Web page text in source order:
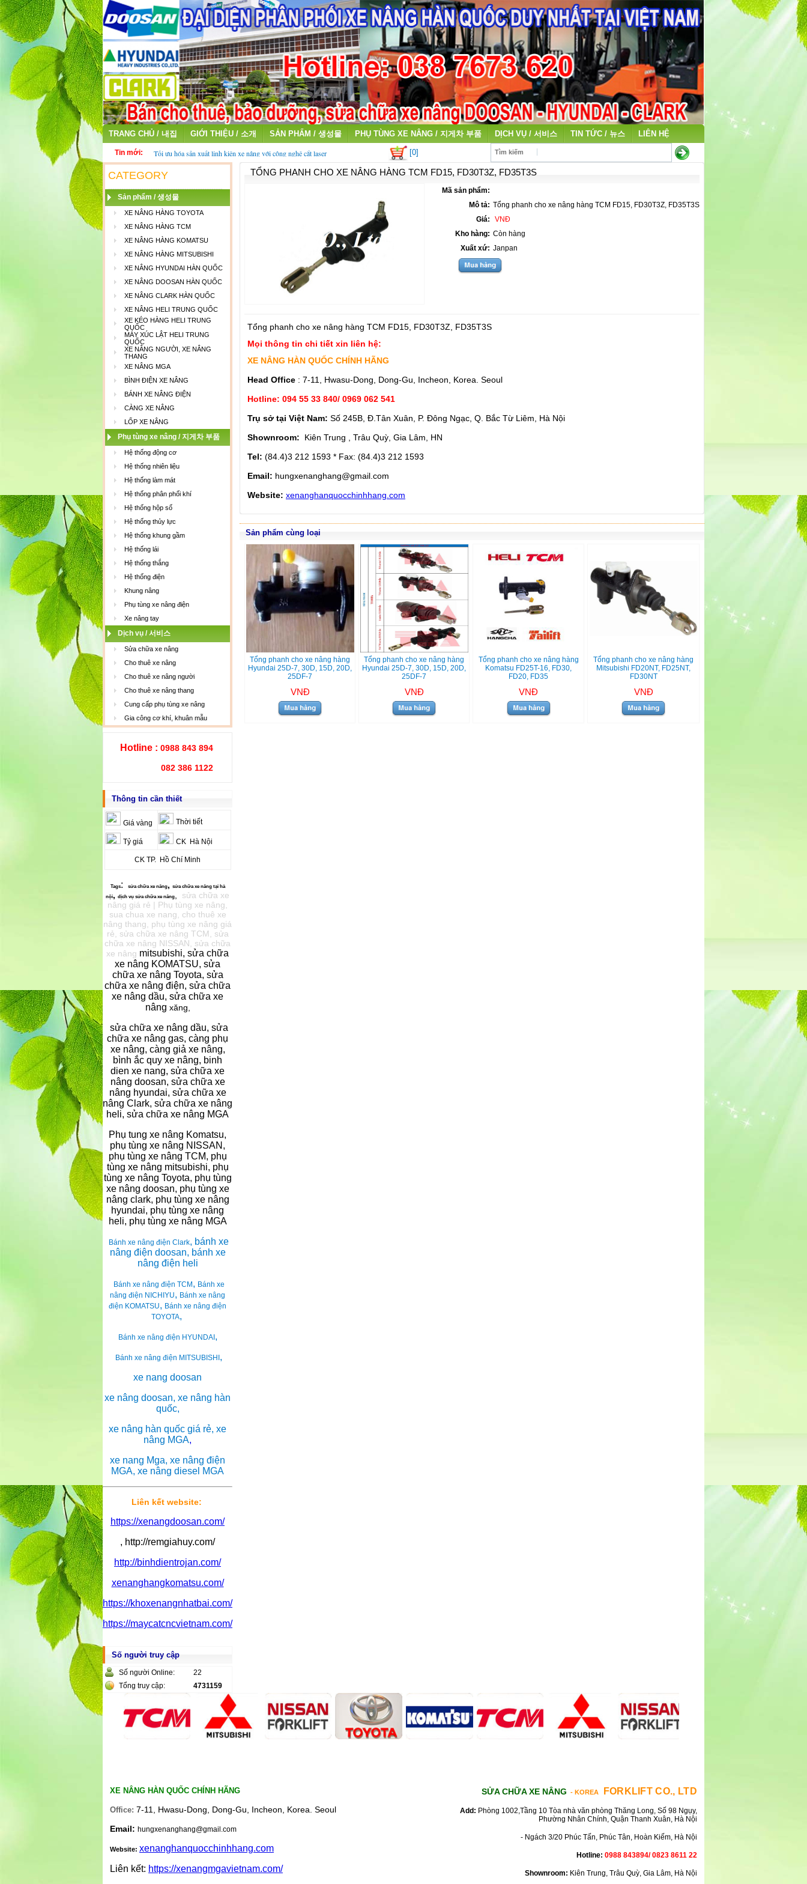
TRANG CHỦ / 내집 GIỚI THIỆU / 소개 SẢN PHẨM / 생성물 PHỤ TÙNG XE NÂNG / 지게차 부품 DỊCH VỤ / 서비스 TIN TỨC / 뉴스 LIÊN HỆ
Tin mới:
Tối ưu hóa sản xuất linh kiện xe nâng với công nghệ cắt laser
fiber
Thu mua ắc quy cũ - ắc quy xe nâng đã qua sử dụng giá cao
[0] Tìm kiếm
CATEGORY
Sản phẩm / 생성물
XE NÂNG HÀNG TOYOTA
XE NÂNG HÀNG TCM
XE NÂNG HÀNG KOMATSU
XE NÂNG HÀNG MITSUBISHI
XE NÂNG HYUNDAI HÀN QUỐC
XE NÂNG DOOSAN HÀN QUỐC
XE NÂNG CLARK HÀN QUỐC
XE NÂNG HELI TRUNG QUỐC
XE KÉO HÀNG HELI TRUNG
QUỐC
MÁY XÚC LẬT HELI TRUNG
QUỐC
XE NÂNG NGƯỜI, XE NÂNG
THANG
XE NÂNG MGA
BÌNH ĐIỆN XE NÂNG
BÁNH XE NÂNG ĐIỆN
CÀNG XE NÂNG
LỐP XE NÂNG
Phụ tùng xe nâng / 지게차 부품
Hệ thống động cơ
Hệ thống nhiên liệu
Hệ thống làm mát
Hệ thống phân phối khí
Hệ thống hộp số
Hệ thống thủy lực
Hệ thống khung gầm
Hệ thống lái
Hệ thống thắng
Hệ thống điện
Khung nâng
Phụ tùng xe nâng điện
Xe nâng tay
Dịch vụ / 서비스
Sửa chữa xe nâng
Cho thuê xe nâng
Cho thuê xe nâng người
Cho thuê xe nâng thang
Cung cấp phụ tùng xe nâng
Gia công cơ khí, khuân mẫu
Hotline : 0988 843 894
082 386 1122
Thông tin cần thiết
Giá vàng Thời tiết
Tỷ giá CK Hà Nội
CK TP. Hồ Chí Minh
Tags: sửa chữa xenâng, sửa chữa xe nângtại hà
nội, dịch vụ sửa chữa xe nâng
sửa chữa xe
nâng giá rẻ | Phụ tùng xe nâng,
sua chua xe nang, cho thuê xe
nâng thang, phụ tùng xe nâng giá
rẻ, sửa chữa xe nâng TCM, sửa
chữa xe nâng NISSAN, sửa chữa
xe nâng mitsubishi, sửa chữa
xe nâng KOMATSU, sửa
chữa xe nâng Toyota, sửa
chữa xe nâng điện, sửa chữa
xe nâng dầu, sửa chữa xe
nâng xăng,
sửa chữa xe nâng dầu, sửa
chữa xe nâng gas, càng phụ
xe nâng, càng giả xe nâng,
bình ắc quy xe nâng, binh
dien xe nang, sửa chữa xe
nâng doosan, sửa chữa xe
nâng hyundai, sửa chữa xe
nâng Clark, sửa chữa xe nâng
heli, sửa chữa xe nâng MGA
Phụ tung xe nâng Komatsu,
phụ tùng xe nâng NISSAN,
phụ tùng xe nâng TCM, phụ
tùng xe nâng mitsubishi, phụ
tùng xe nâng Toyota, phụ tùng
xe nâng doosan, phụ tùng xe
nâng clark, phụ tùng xe nâng
hyundai, phụ tùng xe nâng
heli, phụ tùng xe nâng MGA
Bánh xe nâng điện Clark, bánh xe
nâng điện doosan, bánh xe
nâng điện heli
Bánh xe nâng điện TCM , Bánh xe
nâng điện NICHIYU, Bánh xe nâng
điện KOMATSU, Bánh xe nâng điện
TOYOTA,
Bánh xe nâng điện HYUNDAI,
Bánh xe nâng điện MITSUBISHI ,
xe nang doosan
xe nâng doosan, xe nâng hàn
quốc,
xe nâng hàn quốc giá rẻ, xe
nâng MGA,
xe nang Mga, xe nâng điện
MGA, xe nâng diesel MGA
Liên kết website:
https://xenangdoosan.com/
, http://remgiahuy.com/
http://binhdientrojan.com/
xenanghangkomatsu.com/
https://khoxenangnhatbai.com/
https://maycatcncvietnam.com/
Số người truy cập
Số người Online:
22
Tổng truy cập:
4731159
TỔNG PHANH CHO XE NÂNG HÀNG TCM FD15, FD30T3Z, FD35T3S
Mã sản phẩm:
Mô tả: Tổng phanh cho xe nâng hàng TCM FD15, FD30T3Z, FD35T3S
Giá:
VNĐ
Kho hàng: Còn hàng
Xuất xứ: Janpan
Tổng phanh cho xe nâng hàng TCM FD15, FD30T3Z, FD35T3S
Mọi thông tin chi tiết xin liên hệ:
XE NÂNG HÀN QUỐC CHÍNH HÃNG
Head Office : 7-11, Hwasu-Dong, Dong-Gu, Incheon, Korea. Seoul
Hotline: 094 55 33 840/ 0969 062 541
Trụ sở tại Việt Nam: Số 245B, Đ.Tân Xuân, P. Đông Ngạc, Q. Bắc Từ Liêm, Hà Nội
Shownroom: Kiên Trung , Trâu Quỳ, Gia Lâm, HN
Tel: (84.4)3 212 1593 * Fax: (84.4)3 212 1593
Email: hungxenanghang@gmail.com
Website: xenanghanquocchinhhang.com
Sản phẩm cùng loại
Tổng phanh cho xe nâng hàng
Hyundai 25D-7, 30D, 15D, 20D,
25DF-7
VNĐ
Tổng phanh cho xe nâng hàng
Hyundai 25D-7, 30D, 15D, 20D,
25DF-7
VNĐ
Tổng phanh cho xe nâng hàng
Komatsu FD25T-16, FD30,
FD20, FD35
VNĐ
Tổng phanh cho xe nâng hàng
Mitsubishi FD20NT, FD25NT,
FD30NT
VNĐ
XE NÂNG HÀN QUỐC CHÍNH HÃNG
Office: 7-11, Hwasu-Dong, Dong-Gu, Incheon, Korea. Seoul
Email: hungxenanghang@gmail.com
Website: xenanghanquocchinhhang.com
Liên kết: https://xenangmgavietnam.com/
SỬA CHỮA XE NÂNG - KOREA FORKLIFT CO., LTD
Add: Phòng 1002,Tầng 10 Tòa nhà văn phòng Thăng Long, Số 98 Ngụy,
Phường Nhân Chính, Quận Thanh Xuân, Hà Nội
- Ngách 3/20 Phúc Tấn, Phúc Tân, Hoàn Kiếm, Hà Nội
Hotline: 0988 843894/ 0823 8611 22
Shownroom: Kiên Trung, Trâu Quỳ, Gia Lâm, Hà Nội